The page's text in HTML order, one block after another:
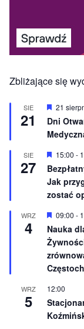
Zbliżające się
SIE
21
W
r
ó
n
o
n
e
21
Dni
SIE
27
W
r
ó
ż
n
i
o
n
e
15:00 -
Jak
zostać
WRZ
4
W
r
ó
ż
n
i
n
e
09:00 -
Nauka
WRZ
5
12:00